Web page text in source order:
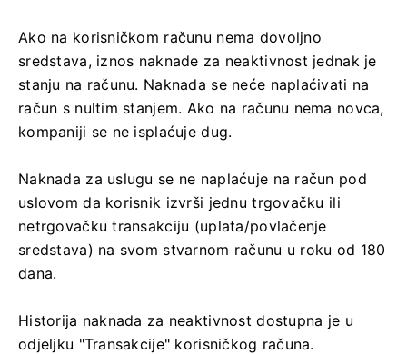
Ako na korisničkom računu nema dovoljno
sredstava, iznos naknade za neaktivnost jednak je
stanju na računu. Naknada se neće naplaćivati ​​na
račun s nultim stanjem. Ako na računu nema novca,
kompaniji se ne isplaćuje dug.
Naknada za uslugu se ne naplaćuje na račun pod
uslovom da korisnik izvrši jednu trgovačku ili
netrgovačku transakciju (uplata/povlačenje
sredstava) na svom stvarnom računu u roku od 180
dana.
Historija naknada za neaktivnost dostupna je u
odjeljku "Transakcije" korisničkog računa.